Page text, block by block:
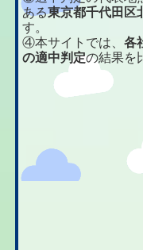
ある東京都千代田区
す。
④本サイトでは、各
の適中判定の結果を